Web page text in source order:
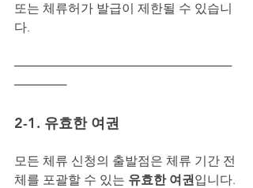
또는 체류허가 발급이 제한될 수 있습니
다.
─────────────────────────
──────
2-1. 유효한 여권
모든 체류 신청의 출발점은 체류 기간 전
체를 포괄할 수 있는 유효한 여권입니다.